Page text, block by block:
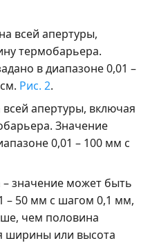
всей апертуры,
термобарьера.
в диапазоне 0,01 –
Рис. 2.
апертуры, включая
Значение
0,01 – 100 мм с
значение может быть
– 50 мм с шагом 0,1 мм,
чем половина
ширины или высота